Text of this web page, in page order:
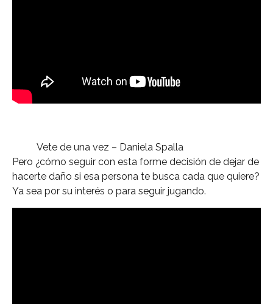
Vete de una vez – Daniela Spalla
Pero ¿cómo seguir con esta forme decisión de dejar de
hacerte daño si esa persona te busca cada que quiere?
Ya sea por su interés o para seguir jugando.